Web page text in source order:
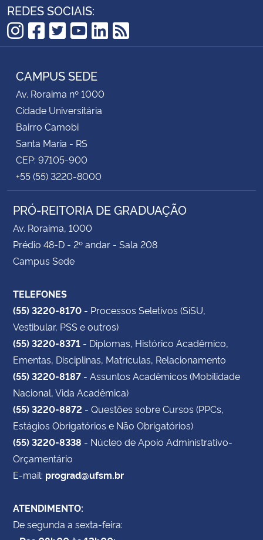
REDES SOCIAIS:
Instagram
Facebook
Twitter
YouTube
LinkedIn
RSS
CAMPUS SEDE
Av. Roraima nº 1000
Cidade Universitária
Bairro Camobi
Santa Maria - RS
CEP: 97105-900
+55 (55) 3220-8000
PRÓ-REITORIA DE GRADUAÇÃO
Av. Roraima, 1000
Prédio 48-D - 2º andar - Sala 208
Campus Sede
TELEFONES
(55) 3220-8170 - Processos Seletivos (SiSU,
Vestibular, PSS e outros)
(55) 3220-8371 - Diplomas, Histórico Acadêmico,
Ementas, Disciplinas, Matrículas, Relacionamento
(55) 3220-8187 - Assuntos Acadêmicos (Mobilidade
Nacional, Vida Acadêmica)
(55) 3220-8872 - Questões sobre Cursos (PPCs,
Estágios Obrigatórios e Não Obrigatórios)
(55) 3220-8338 - Núcleo de Apoio Administrativo-
Orçamentário
E-mail: prograd@ufsm.br
ATENDIMENTO:
De segunda a sexta-feira: